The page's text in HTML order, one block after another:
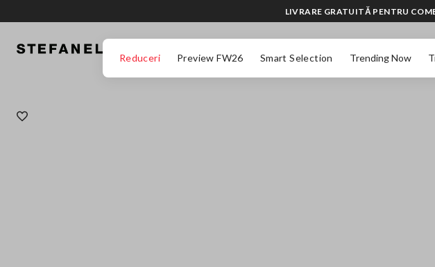
Reduceri Preview FW26 Smart Selection Trending Now
LIVRARE GRATUITĂ PENTRU